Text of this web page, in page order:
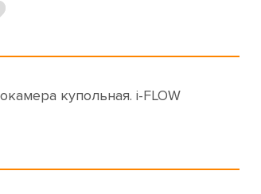
купольная. i-FLOW